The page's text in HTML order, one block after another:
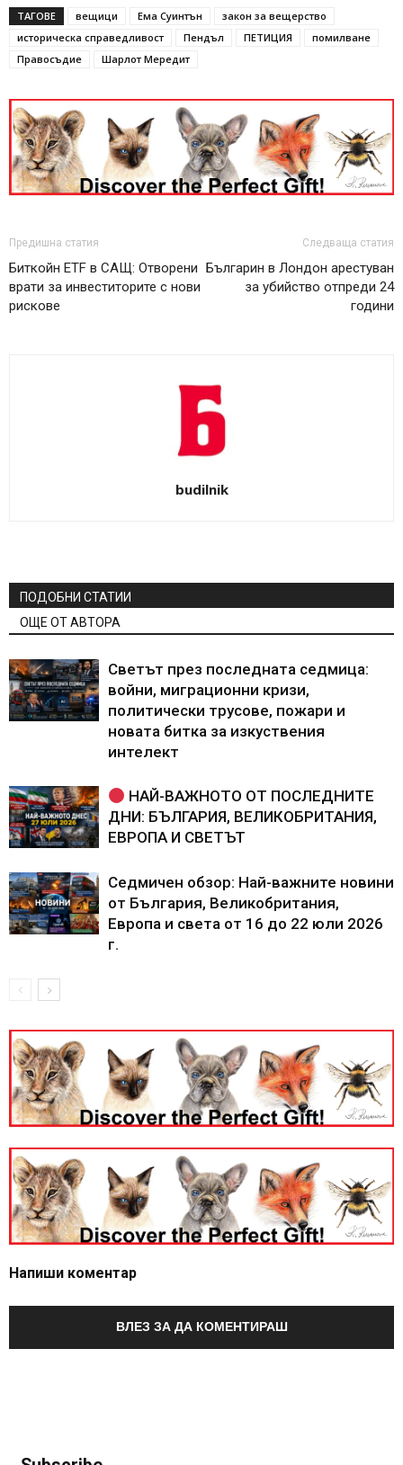
ТАГОВЕ вещици Ема Суинтън
закон за вещерство
историческа справедливост
Пендъл ПЕТИЦИЯ
помилване
Правосъдие
Шарлот Мередит
Предишна статия
Биткойн ETF в САЩ: Отворени
врати за инвеститорите с нови
рискове
Следваща статия
Българин в Лондон арестуван
за убийство отпреди 24
години
budilnik
ПОДОБНИ СТАТИИ
ОЩЕ ОТ АВТОРА
Светът през последната седмица:
войни, миграционни кризи,
политически трусове, пожари и
новата битка за изкуствения
интелект
НАЙ-ВАЖНОТО ОТ ПОСЛЕДНИТЕ
ДНИ: БЪЛГАРИЯ, ВЕЛИКОБРИТАНИЯ,
ЕВРОПА И СВЕТЪТ
Седмичен обзор: Най-важните новини
от България, Великобритания,
Европа и света от 16 до 22 юли 2026
г.
Напиши коментар
ВЛЕЗ ЗА ДА КОМЕНТИРАШ